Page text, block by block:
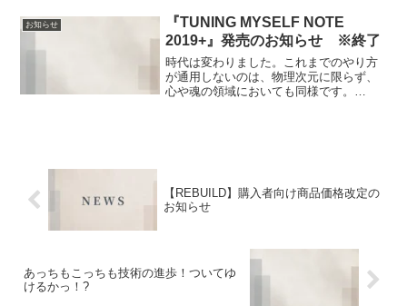
んですよ。もともと、長いこと短髪だっ
た自分よりも、むしろ、クラ...
お知らせ
『TUNING MYSELF NOTE
2019+』発売のお知らせ ※終了
時代は変わりました。これまでのやり方
が通用しないのは、物理次元に限らず、
心や魂の領域においても同様です。
【REBUILD】購入者向け商品価格改定の
お知らせ
あっちもこっちも技術の進歩！ついてゆ
けるかっ！?